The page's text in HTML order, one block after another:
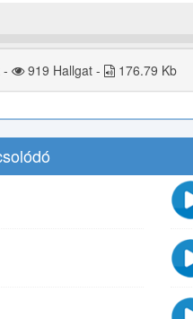
- 919 Hallgat - 176.79 Kb